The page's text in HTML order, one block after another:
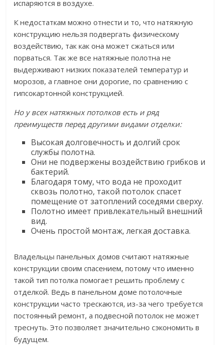
испаряются в воздухе.
К недостаткам можно отнести и то, что натяжную
конструкцию нельзя подвергать физическому
воздействию, так как она может сжаться или
порваться. Так же все натяжные полотна не
выдерживают низких показателей температур и
морозов, а главное они дорогие, по сравнению с
гипсокартонной конструкцией.
Но у всех натяжных потолков есть и ряд
преимуществ перед другими видами отделки:
Высокая долговечность и долгий срок
службы полотна.
Они не подвержены воздействию грибков и
бактерий.
Благодаря тому, что вода не проходит
сквозь полотно, такой потолок спасет
помещение от затоплений соседями сверху.
Полотно имеет привлекательный внешний
вид.
Очень простой монтаж, легкая доставка.
Владельцы панельных домов считают натяжные
конструкции своим спасением, потому что именно
такой тип потолка помогает решить проблему с
отделкой. Ведь в панельном доме потолочные
конструкции часто трескаются, из-за чего требуется
постоянный ремонт, а подвесной потолок не может
треснуть. Это позволяет значительно сэкономить в
будущем.